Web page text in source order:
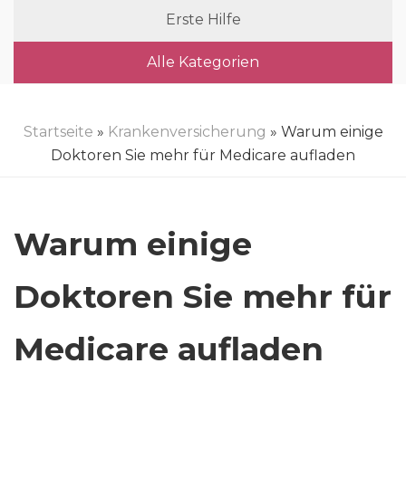
Erste Hilfe
Alle Kategorien
Startseite » Krankenversicherung » Warum einige
Doktoren Sie mehr für Medicare aufladen
Warum einige
Doktoren Sie mehr für
Medicare aufladen